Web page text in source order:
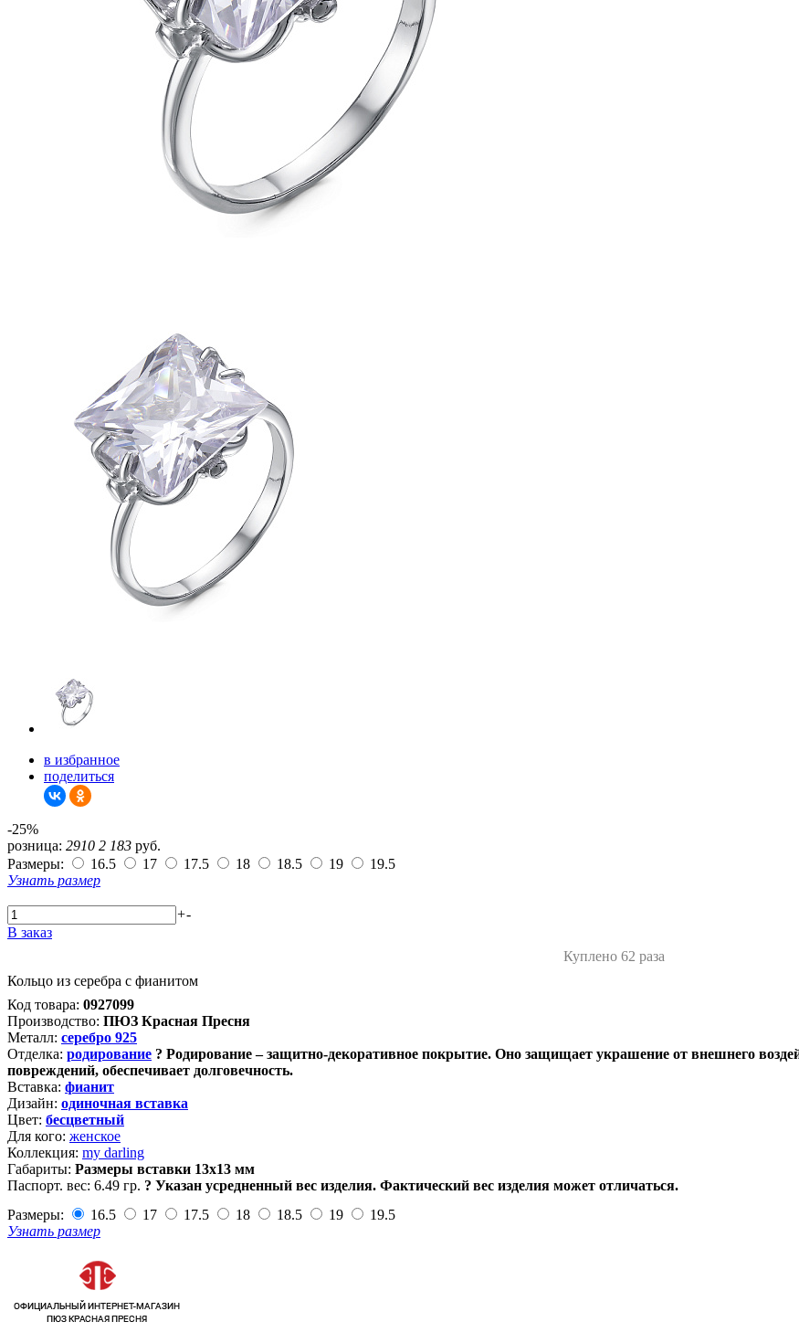
в избранное
поделиться
-25%
розница: 2910 2 183 руб.
Размеры:
16.5 17 17.5 18 18.5 19
19.5
Узнать размер
+-
В заказ
Куплено 62 раза
Кольцо из серебра с фианитом
Код товара: 0927099
Производство: ПЮЗ Красная Пресня
Металл: серебро 925
Отделка: родирование ? Родирование – защитно-декоративное покрытие. Оно защищает украшение от внешнего
повреждений, обеспечивает долговечность.
Вставка: фианит
Дизайн: одиночная вставка
Цвет: бесцветный
Для кого: женское
Коллекция: my darling
Габариты: Размеры вставки 13х13 мм
Паспорт. вес: 6.49 гр. ? Указан усредненный вес изделия. Фактический вес изделия может отличаться.
Размеры:
16.5 17 17.5 18 18.5 19
19.5
Узнать размер